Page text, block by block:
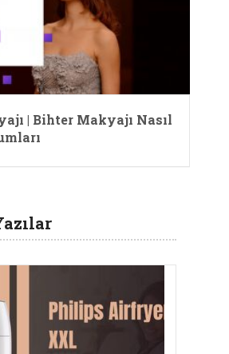
| Bihter Makyajı Nasıl